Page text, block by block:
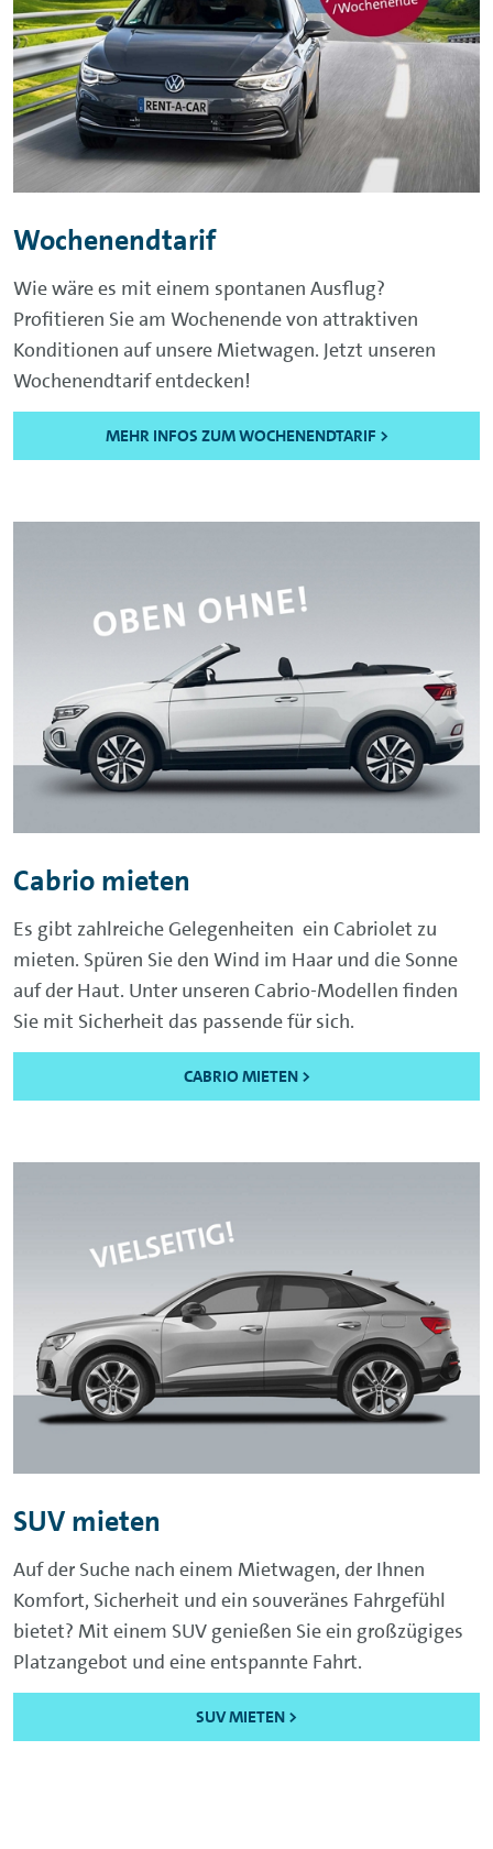
Wochenendtarif
Wie wäre es mit einem spontanen Ausflug?
Profitieren Sie am Wochenende von attraktiven
Konditionen auf unsere Mietwagen. Jetzt unseren
Wochenendtarif entdecken!
MEHR INFOS ZUM WOCHENENDTARIF >
Cabrio mieten
Es gibt zahlreiche Gelegenheiten ein Cabriolet zu
mieten. Spüren Sie den Wind im Haar und die Sonne
auf der Haut. Unter unseren Cabrio-Modellen finden
Sie mit Sicherheit das passende für sich.
CABRIO MIETEN >
SUV mieten
Auf der Suche nach einem Mietwagen, der Ihnen
Komfort, Sicherheit und ein souveränes Fahrgefühl
bietet? Mit einem SUV genießen Sie ein großzügiges
Platzangebot und eine entspannte Fahrt.
SUV MIETEN >